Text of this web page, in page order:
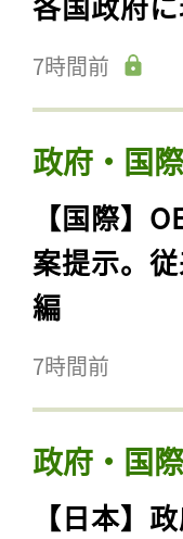
7時間前
政府・国
【国際】
案提示。
編
7時間前
政府・国
【日本】